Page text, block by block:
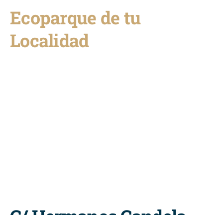
Ecoparque de tu
Localidad